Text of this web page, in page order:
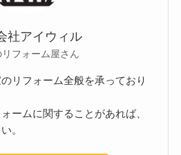
社アイウィル
フォーム屋さん
リフォーム全般を承っており
ームに関することがあれば、
。